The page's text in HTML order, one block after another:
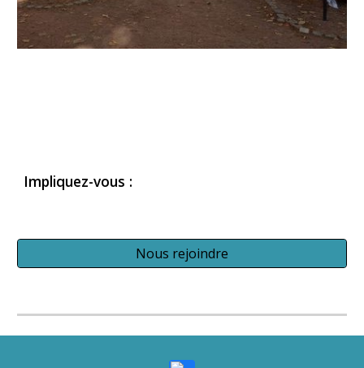
Impliquez-vous :
Nous rejoindre